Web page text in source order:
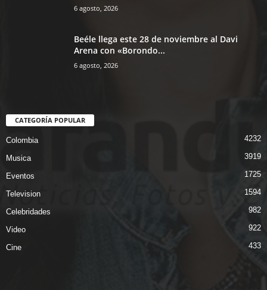
6 agosto, 2026
Beéle llega este 28 de noviembre al Davi
Arena con «Borondo...
6 agosto, 2026
CATEGORÍA POPULAR
Colombia 4232
Musica 3919
Eventos 1725
Television 1594
Celebridades 982
Video 922
Cine 433